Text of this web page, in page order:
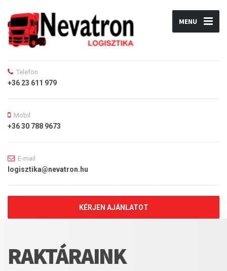
MENU
Telefon
+36 23 611 979
Mobil
+36 30 788 9673
E-mail
logisztika@nevatron.hu
KÉRJEN AJÁNLATOT
RAKTÁRAINK